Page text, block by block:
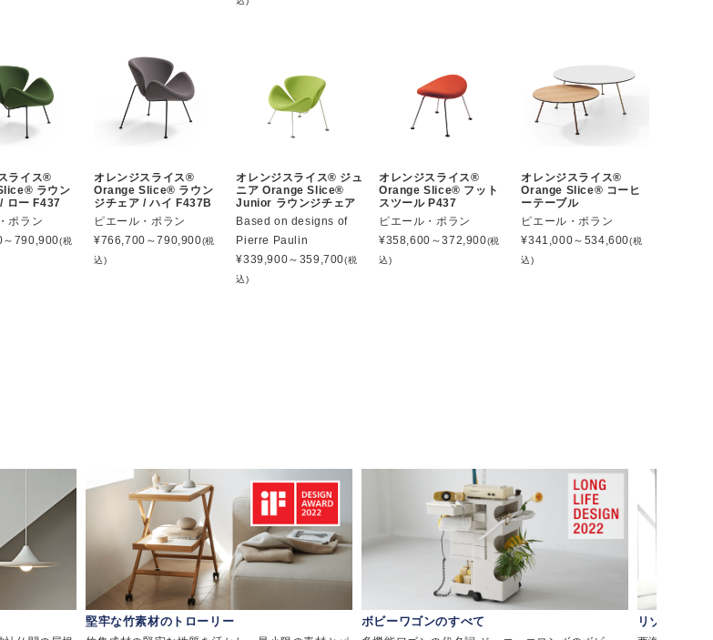
ライス®
ラウン
ロー F437
ポラン
790,900(税
オレンジスライス®
Orange Slice® ラウン
ジチェア / ハイ F437B
ピエール・ポラン
¥766,700～790,900(税
込)
オレンジスライス® ジュ
ニア Orange Slice®
Junior ラウンジチェア
Based on designs of
Pierre Paulin
¥339,900～359,700(税
込)
オレンジスライス®
Orange Slice® フット
スツール P437
ピエール・ポラン
¥358,600～372,900(税
込)
オレンジスライス®
Orange Slice® コーヒ
ーテーブル
ピエール・ポラン
¥341,000～534,600(税
込)
堅牢な竹素材のトローリー ボビーワゴンのすべて リゾートチ